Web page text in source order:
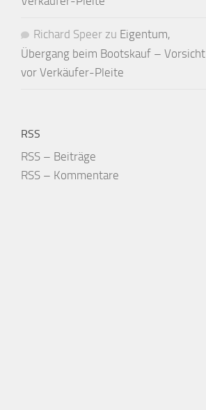
Richard Speer zu Eigentum,
Übergang beim Bootskauf – Vorsicht
vor Verkäufer-Pleite
RSS
RSS – Beiträge
RSS – Kommentare